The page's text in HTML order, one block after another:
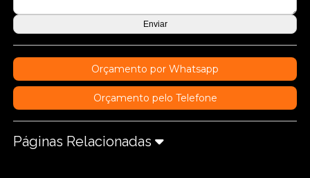
Orçamento por Whatsapp
Orçamento pelo Telefone
Páginas Relacionadas